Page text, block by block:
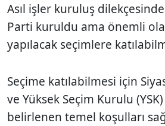
Asıl işler kuruluş
Parti kuruldu ama önemli
yapılacak seçimlere
Seçime katılabilmesi için
ve Yüksek Seçim Kurulu
belirlenen temel koşulları